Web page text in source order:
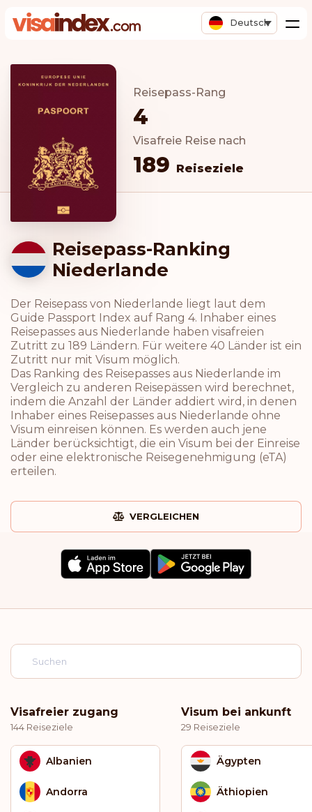
Deutsch
Reisepass-Rang
4
Visafreie Reise nach
189 Reiseziele
Reisepass-Ranking
Niederlande
Der Reisepass von Niederlande liegt laut dem
Guide Passport Index auf Rang 4. Inhaber eines
Reisepasses aus Niederlande haben visafreien
Zutritt zu 189 Ländern. Für weitere 40 Länder ist ein
Zutritt nur mit Visum möglich.
Das Ranking des Reisepasses aus Niederlande im
Vergleich zu anderen Reisepässen wird berechnet,
indem die Anzahl der Länder addiert wird, in denen
Inhaber eines Reisepasses aus Niederlande ohne
Visum einreisen können. Es werden auch jene
Länder berücksichtigt, die ein Visum bei der Einreise
oder eine elektronische Reisegenehmigung (eTA)
erteilen.
VERGLEICHEN
Visafreier zugang
144 Reiseziele
Albanien
Andorra
Visum bei ankunft
29 Reiseziele
Ägypten
Äthiopien